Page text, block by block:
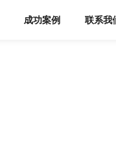
成功案例 联系我